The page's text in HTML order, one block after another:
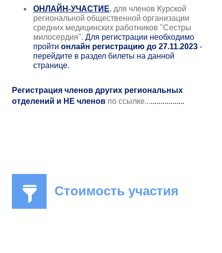
ОНЛАЙН-УЧАСТИЕ. для членов Курской
региональной общественной организации
средних медицинских работников "Сестры
милосердия".Для регистрации необходимо
пройтионлайн регистрацию до 27.11.2023 -
перейдите в раздел билеты на данной
странице.
Регистрация членов других региональных
отделений и НЕ членов по ссылке....................
Стоимость участия